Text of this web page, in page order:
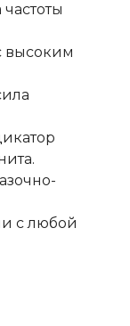
высоким
с любой